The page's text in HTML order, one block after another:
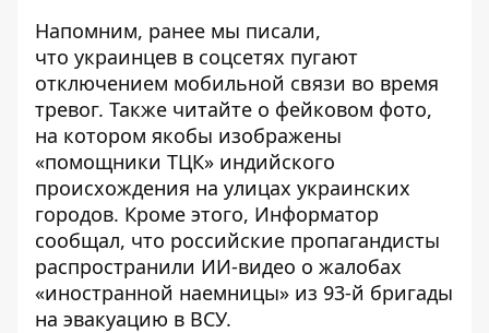
Напомним, ранее мы писали,
что украинцев в соцсетях пугают
отключением мобильной связи во время
тревог. Также читайте о фейковом фото,
на котором якобы изображены
«помощники ТЦК» индийского
происхождения на улицах украинских
городов. Кроме этого, Информатор
сообщал, что российские пропагандисты
распространили ИИ-видео о жалобах
«иностранной наемницы» из 93-й бригады
на эвакуацию в ВСУ.